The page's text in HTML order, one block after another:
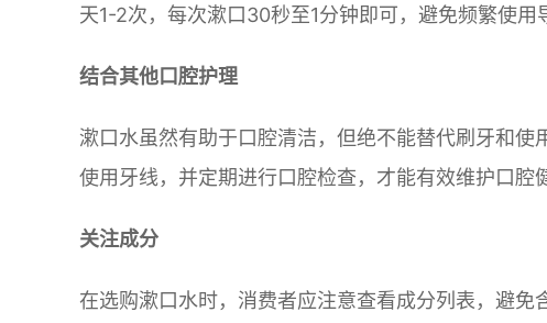
天1-2次，每次漱口30秒至1分钟即可，避免频繁使用
结合其他口腔护理
漱口水虽然有助于口腔清洁，但绝不能替代刷牙和使
使用牙线，并定期进行口腔检查，才能有效维护口腔
关注成分
在选购漱口水时，消费者应注意查看成分列表，避